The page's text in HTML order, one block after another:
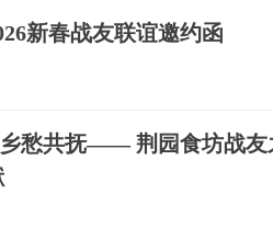
新春战友联谊邀约函
愁共抚—— 荆园食坊战友